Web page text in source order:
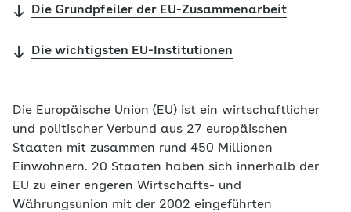
Die Grundpfeiler der EU-Zusammenarbeit
Die wichtigsten EU-Institutionen
Die Europäische Union (EU) ist ein wirtschaftlicher
und politischer Verbund aus 27 europäischen
Staaten mit zusammen rund 450 Millionen
Einwohnern. 20 Staaten haben sich innerhalb der
EU zu einer engeren Wirtschafts- und
Währungsunion mit der 2002 eingeführten